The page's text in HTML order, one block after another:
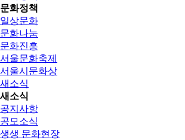
문화정책
일상문화
문화나눔
문화진흥
서울문화축제
서울시문화상
새소식
새소식
공지사항
공모소식
생생 문화현장